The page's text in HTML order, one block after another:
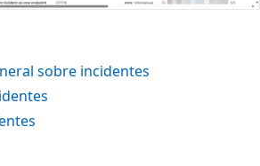
sobre incidentes